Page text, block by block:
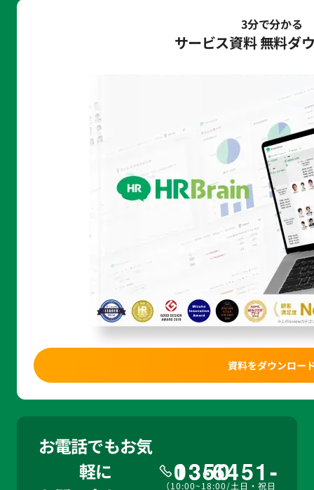
3分で分かる
サービス資料 無料ダ
資料をダウンロー
お電話でもお気
軽に
03-6451-1350
（10:00~18:00/土日・祝日